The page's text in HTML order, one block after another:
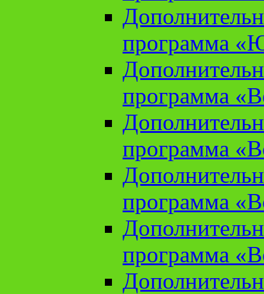
программа
программа
программа
программа
программа